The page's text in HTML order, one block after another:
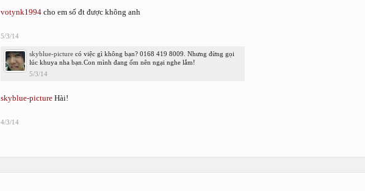
votynk1994 cho em số đt được không anh
5/3/14
skyblue-picture có việc gì không bạn? 0168 419 8009. Nhưng đừng gọi
lúc khuya nha bạn.Con mình đang ốm nên ngại nghe lắm!
5/3/14
skyblue-picture Hài!
4/3/14